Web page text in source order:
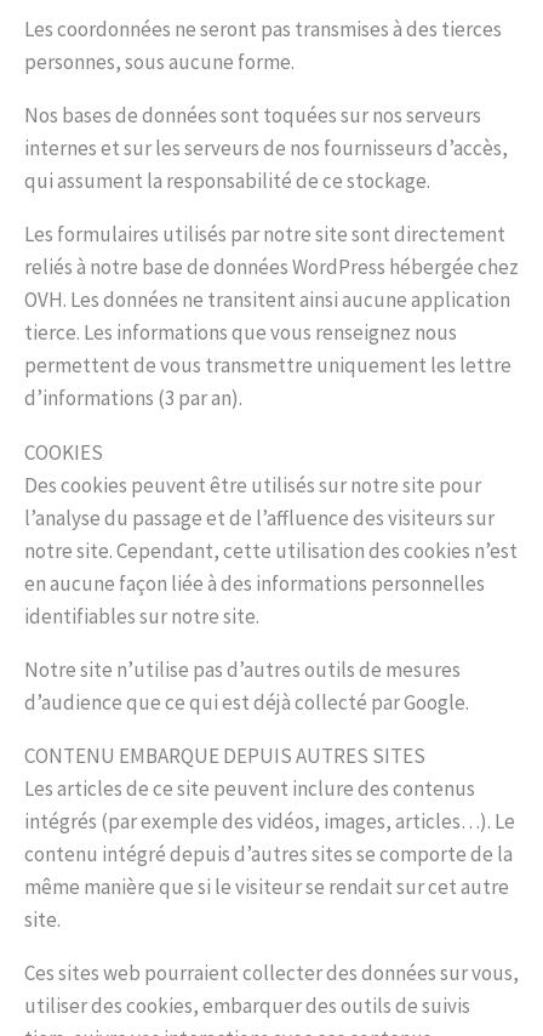
Les coordonnées ne seront pas transmises à des tierces
personnes, sous aucune forme.
Nos bases de données sont toquées sur nos serveurs
internes et sur les serveurs de nos fournisseurs d’accès,
qui assument la responsabilité de ce stockage.
Les formulaires utilisés par notre site sont directement
reliés à notre base de données WordPress hébergée chez
OVH. Les données ne transitent ainsi aucune application
tierce. Les informations que vous renseignez nous
permettent de vous transmettre uniquement les lettre
d’informations (3 par an).
COOKIES
Des cookies peuvent être utilisés sur notre site pour
l’analyse du passage et de l’affluence des visiteurs sur
notre site. Cependant, cette utilisation des cookies n’est
en aucune façon liée à des informations personnelles
identifiables sur notre site.
Notre site n’utilise pas d’autres outils de mesures
d’audience que ce qui est déjà collecté par Google.
CONTENU EMBARQUE DEPUIS AUTRES SITES
Les articles de ce site peuvent inclure des contenus
intégrés (par exemple des vidéos, images, articles…). Le
contenu intégré depuis d’autres sites se comporte de la
même manière que si le visiteur se rendait sur cet autre
site.
Ces sites web pourraient collecter des données sur vous,
utiliser des cookies, embarquer des outils de suivis